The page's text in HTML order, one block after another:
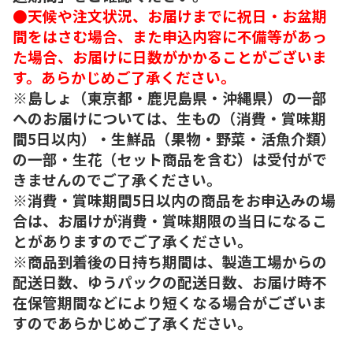
●天候や注文状況、お届けまでに祝日・お盆期
間をはさむ場合、また申込内容に不備等があっ
た場合、お届けに日数がかかることがございま
す。あらかじめご了承ください。
※島しょ（東京都・鹿児島県・沖縄県）の一部
へのお届けについては、生もの（消費・賞味期
間5日以内）・生鮮品（果物・野菜・活魚介類）
の一部・生花（セット商品を含む）は受付がで
きませんのでご了承ください。
※消費・賞味期間5日以内の商品をお申込みの場
合は、お届けが消費・賞味期限の当日になるこ
とがありますのでご了承ください。
※商品到着後の日持ち期間は、製造工場からの
配送日数、ゆうパックの配送日数、お届け時不
在保管期間などにより短くなる場合がございま
すのであらかじめご了承ください。